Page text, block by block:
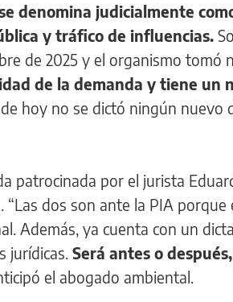
denomina judicialmente
y tráfico de influencias.
de 2025 y el organismo tomó
de la demanda y tiene un
hoy no se dictó ningún nuevo
patrocinada por el jurista
dos son ante la PIA porque
Además, ya cuenta con un
jurídicas. Será antes o
el abogado ambiental.